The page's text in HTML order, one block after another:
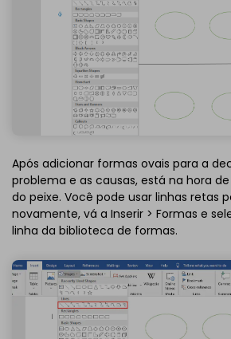
Após adicionar formas ovais para a
problema e as causas, está na hora
do peixe. Você pode usar linhas retas
novamente, vá a Inserir > Formas e
linha da biblioteca de formas.